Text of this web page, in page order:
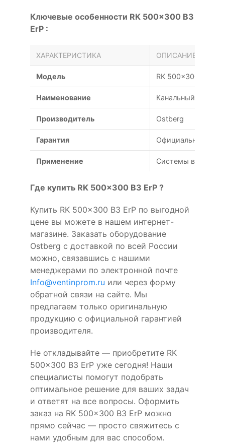
Ключевые особенности RK 500x300 B3
ErP :
ХАРАКТЕРИСТИКА ОПИСАНИЕ
Модель RK 500x300 B3 ErP
Наименование Канальный
Производитель Ostberg
Гарантия Официальная
Применение Системы
Где купить RK 500x300 B3 ErP ?
Купить RK 500x300 B3 ErP по выгодной
цене вы можете в нашем интернет-
магазине. Заказать оборудование
Ostberg с доставкой по всей России
можно, связавшись с нашими
менеджерами по электронной почте
Info@ventinprom.ru или через форму
обратной связи на сайте. Мы
предлагаем только оригинальную
продукцию с официальной гарантией
производителя.
Не откладывайте — приобретите RK
500x300 B3 ErP уже сегодня! Наши
специалисты помогут подобрать
оптимальное решение для ваших задач
и ответят на все вопросы. Оформить
заказ на RK 500x300 B3 ErP можно
прямо сейчас — просто свяжитесь с
нами удобным для вас способом.